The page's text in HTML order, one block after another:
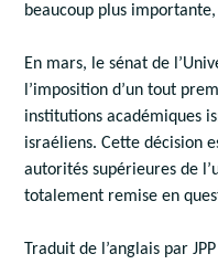
beaucoup plus
En mars, le sénat de
l’imposition d’un tout
institutions académiques
israéliens. Cette décision
autorités supérieures de
totalement remise en
Traduit de l’anglais par JPP